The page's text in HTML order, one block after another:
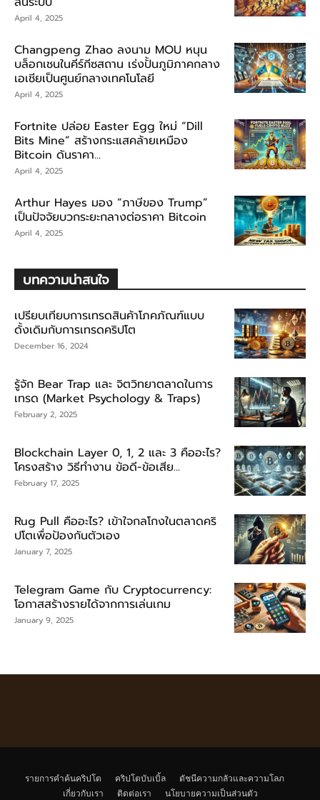
April 4, 2025
Changpeng Zhao ลงนาม MOU หนุน
บล็อกเชนในคีร์กีซสถาน เร่งปั้นภูมิภาคกลาง
เอเชียเป็นศูนย์กลางเทคโนโลยี
April 4, 2025
Fortnite ปล่อย Easter Egg ใหม่ “Dill
Bits Mine” สร้างกระแสคล้ายเหมือง
Bitcoin ดันราคา...
April 4, 2025
Arthur Hayes มอง “ภาษีของ Trump”
เป็นปัจจัยบวกระยะกลางต่อราคา Bitcoin
April 4, 2025
บทความน่าสนใจ
เปรียบเทียบการเทรดสินค้าโภคภัณฑ์แบบ
ดั้งเดิมกับการเทรดคริปโต
December 16, 2024
รู้จัก Bear Trap และ จิตวิทยาตลาดในการ
เทรด (Market Psychology & Traps)
February 2, 2025
Blockchain Layer 0, 1, 2 และ 3 คืออะไร?
โครงสร้าง วิธีทำงาน ข้อดี-ข้อเสีย...
February 17, 2025
Rug Pull คืออะไร? เข้าใจกลโกงในตลาดคริ
ปโตเพื่อป้องกันตัวเอง
January 7, 2025
Telegram Game กับ Cryptocurrency:
โอกาสสร้างรายได้จากการเล่นเกม
January 9, 2025
รายการคำค้นคริปโต คริปโตบับเบิ้ล
ดัชนีความกลัวและความโลภ
เกี่ยวกับเรา
ติดต่อเรา นโยบายความเป็นส่วนตัว